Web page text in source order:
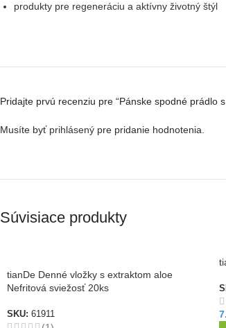
produkty pre regeneráciu a aktívny životný štýl
Pridajte prvú recenziu pre “Pánske spodné prádlo
Musíte byť prihlásený pre pridanie hodnotenia.
Súvisiace produkty
tianDe Denné vložky s extraktom aloe
Nefritová sviežosť 20ks
SKU: 61911